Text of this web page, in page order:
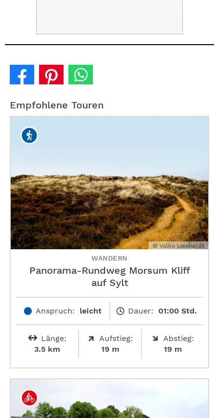
Empfohlene Touren
© Volko Lienhardt
WANDERN
Panorama-Rundweg Morsum Kliff
auf Sylt
Anspruch: leicht Dauer: 01:00 Std.
Länge:
3.5 km
Aufstieg:
19 m
Abstieg:
19 m